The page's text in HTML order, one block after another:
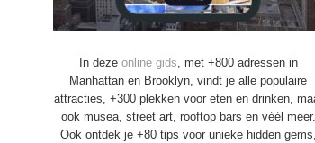
In deze online gids, met +800 adressen in
Manhattan en Brooklyn, vindt je alle populaire
attracties, +300 plekken voor eten en drinken,
ook musea, street art, rooftop bars en véél meer.
Ook ontdek je +80 tips voor unieke hidden gems,